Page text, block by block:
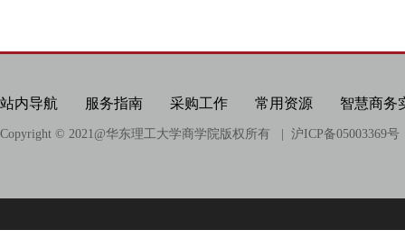
站内导航 服务指南 采购工作 常用资源 智慧商务
Copyright © 2021@华东理工大学商学院版权所有 | 沪ICP备05003369号